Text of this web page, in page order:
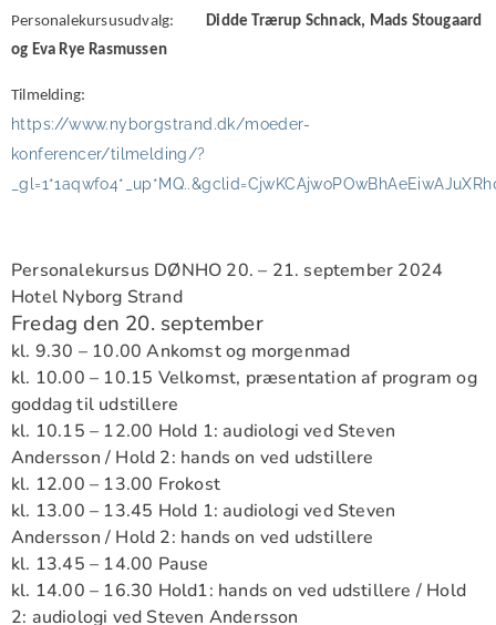
Personalekursusudvalg:Didde Trærup Schnack, Mads Stougaard
og Eva Rye Rasmussen
Tilmelding:
https://www.nyborgstrand.dk/moeder-
konferencer/tilmelding/?
Personalekursus DØNHO 20. – 21. september 2024
Hotel Nyborg Strand
Fredag den 20. september
kl. 9.30 – 10.00 Ankomst og morgenmad
kl. 10.00 – 10.15 Velkomst, præsentation af program og
goddag til udstillere
kl. 10.15 – 12.00 Hold 1: audiologi ved Steven
Andersson / Hold 2: hands on ved udstillere
kl. 12.00 – 13.00 Frokost
kl. 13.00 – 13.45 Hold 1: audiologi ved Steven
Andersson / Hold 2: hands on ved udstillere
kl. 13.45 – 14.00 Pause
kl. 14.00 – 16.30 Hold1: hands on ved udstillere / Hold
2: audiologi ved Steven Andersson